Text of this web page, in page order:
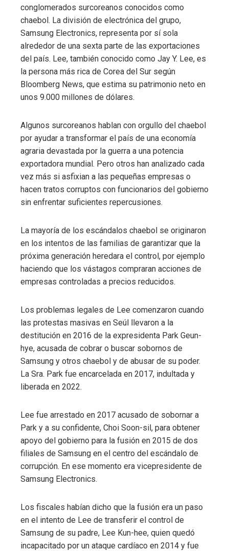
conglomerados surcoreanos conocidos como
chaebol. La división de electrónica del grupo,
Samsung Electronics, representa por sí sola
alrededor de una sexta parte de las exportaciones
del país. Lee, también conocido como Jay Y. Lee, es
la persona más rica de Corea del Sur según
Bloomberg News, que estima su patrimonio neto en
unos 9.000 millones de dólares.
Algunos surcoreanos hablan con orgullo del chaebol
por ayudar a transformar el país de una economía
agraria devastada por la guerra a una potencia
exportadora mundial. Pero otros han analizado cada
vez más si asfixian a las pequeñas empresas o
hacen tratos corruptos con funcionarios del gobierno
sin enfrentar suficientes repercusiones.
La mayoría de los escándalos chaebol se originaron
en los intentos de las familias de garantizar que la
próxima generación heredara el control, por ejemplo
haciendo que los vástagos compraran acciones de
empresas controladas a precios reducidos.
Los problemas legales de Lee comenzaron cuando
las protestas masivas en Seúl llevaron a la
destitución en 2016 de la expresidenta Park Geun-
hye, acusada de cobrar o buscar sobornos de
Samsung y otros chaebol y de abusar de su poder.
La Sra. Park fue encarcelada en 2017, indultada y
liberada en 2022.
Lee fue arrestado en 2017 acusado de sobornar a
Park y a su confidente, Choi Soon-sil, para obtener
apoyo del gobierno para la fusión en 2015 de dos
filiales de Samsung en el centro del escándalo de
corrupción. En ese momento era vicepresidente de
Samsung Electronics.
Los fiscales habían dicho que la fusión era un paso
en el intento de Lee de transferir el control de
Samsung de su padre, Lee Kun-hee, quien quedó
incapacitado por un ataque cardíaco en 2014 y fue